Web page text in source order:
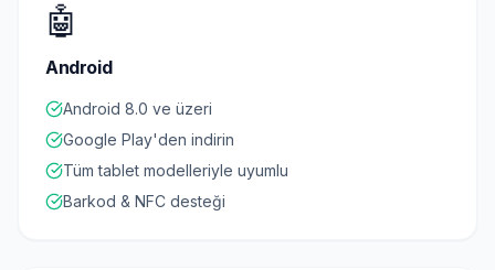
🤖
Android
Android 8.0 ve üzeri
Google Play'den indirin
Tüm tablet modelleriyle uyumlu
Barkod & NFC desteği